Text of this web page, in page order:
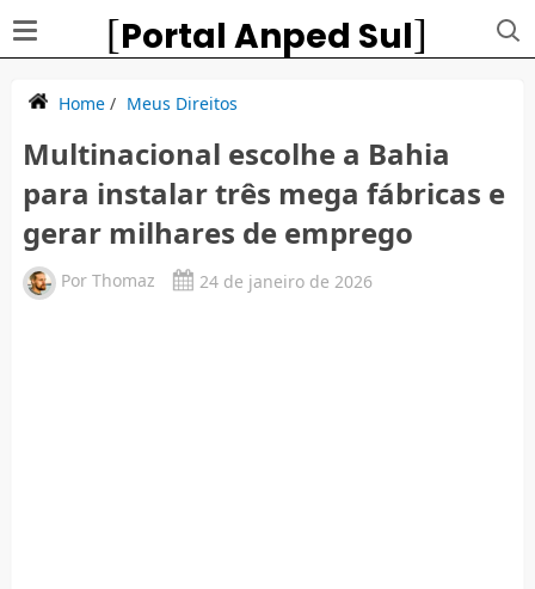
Portal Anped Sul
Home/ Meus Direitos
Multinacional escolhe a Bahia
para instalar três mega fábricas e
gerar milhares de emprego
Por Thomaz 24 de janeiro de 2026